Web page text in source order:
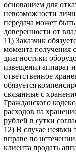
основанием для
невозможности
передача может
доверенности от
11) Заказчик
момента получения
диагностики
извещения аппарат
ответственное
обязуется
связанные с
Гражданского
расходов на
рублей в сутки
12) В случае неявки
вправе по
клиента продать